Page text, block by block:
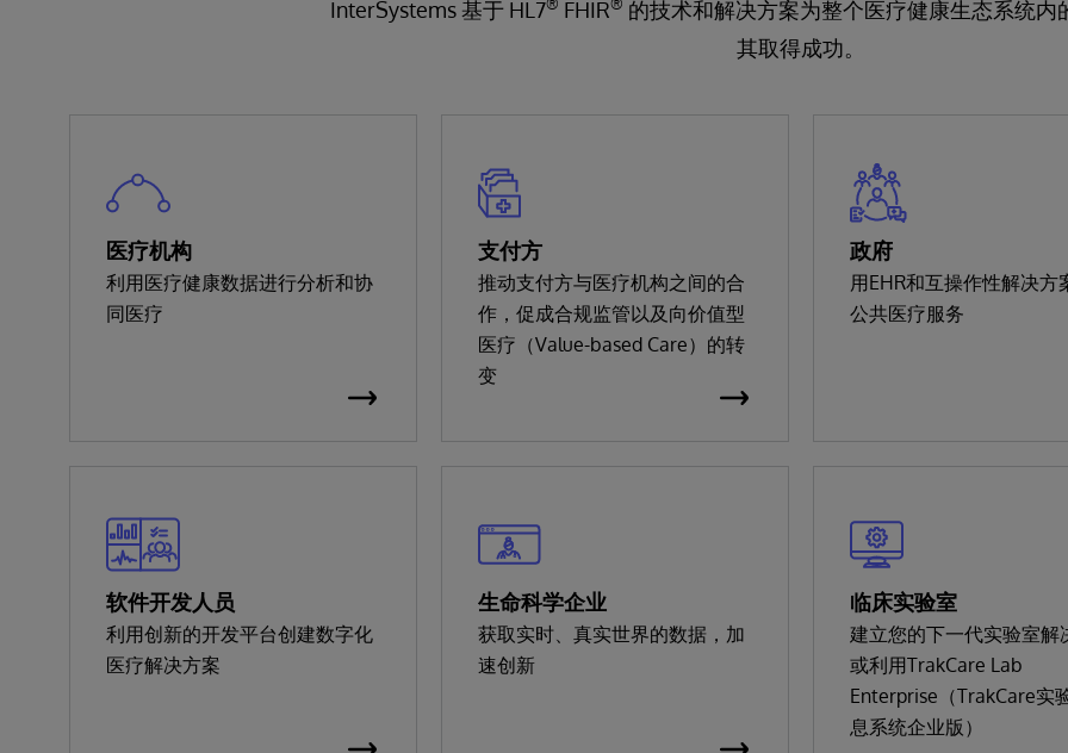
InterSystems 基于 HL7® FHIR® 的技术和解决方案为整个医疗健康生态系统内
其取得成功。
医疗机构
利用医疗健康数据进行分析和协
同医疗
支付方
推动支付方与医疗机构之间的合
作，促成合规监管以及向价值型
医疗（Value-based Care）的转
变
政府
用EHR和互操作性解决方
公共医疗服务
软件开发人员
利用创新的开发平台创建数字化
医疗解决方案
生命科学企业
获取实时、真实世界的数据，加
速创新
临床实验室
建立您的下一代实验室解
或利用TrakCare Lab
Enterprise（TrakCare实
息系统企业版）